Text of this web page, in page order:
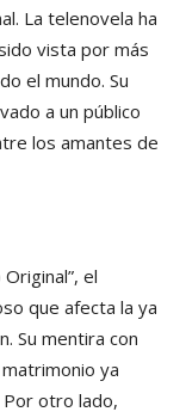
La telenovela ha
vista por más
el mundo. Su
a un público
los amantes de
el
que afecta la ya
Su mentira con
ya
Por otro lado,